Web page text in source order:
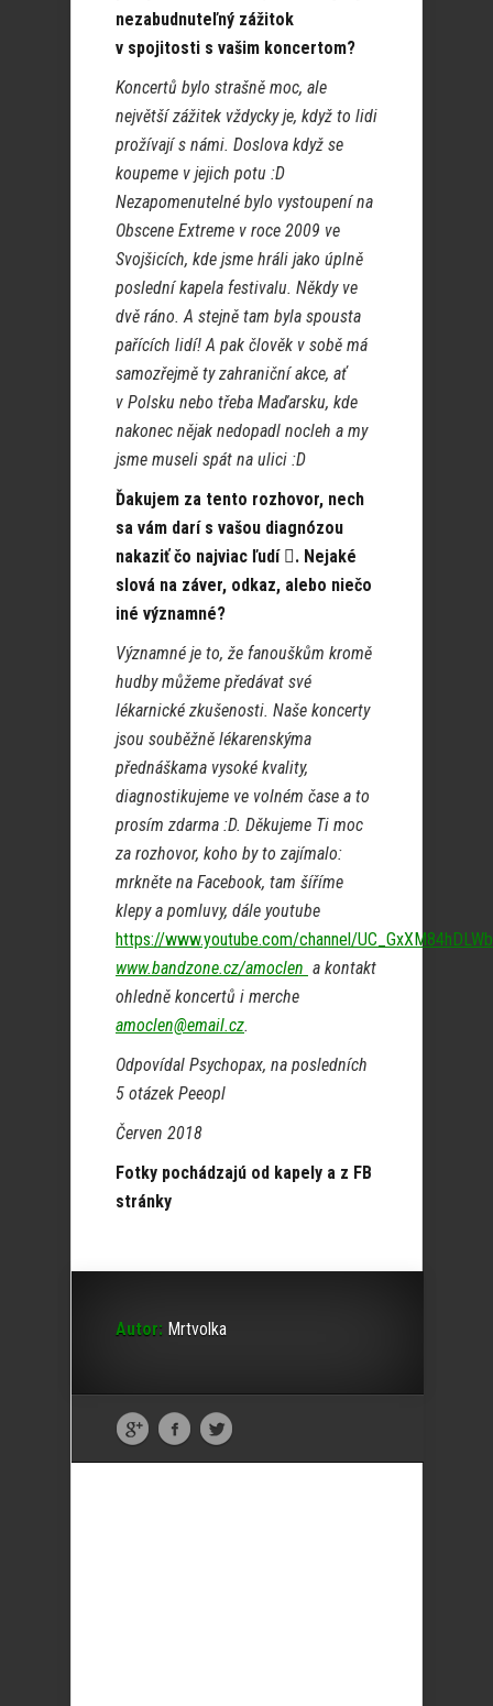
nezabudnuteľný zážitok
v spojitosti s vašim koncertom?
Koncertů bylo strašně moc, ale
největší zážitek vždycky je, když to lidi
prožívají s námi. Doslova když se
koupeme v jejich potu :D
Nezapomenutelné bylo vystoupení na
Obscene Extreme v roce 2009 ve
Svojšicích, kde jsme hráli jako úplně
poslední kapela festivalu. Někdy ve
dvě ráno. A stejně tam byla spousta
pařících lidí! A pak člověk v sobě má
samozřejmě ty zahraniční akce, ať
v Polsku nebo třeba Maďarsku, kde
nakonec nějak nedopadl nocleh a my
jsme museli spát na ulici :D
Ďakujem za tento rozhovor, nech
sa vám darí s vašou diagnózou
nakaziť čo najviac ľudí . Nejaké
slová na záver, odkaz, alebo niečo
iné významné?
Významné je to, že fanouškům kromě
hudby můžeme předávat své
lékarnické zkušenosti. Naše koncerty
jsou souběžně lékarenskýma
přednáškama vysoké kvality,
diagnostikujeme ve volném čase a to
prosím zdarma :D. Děkujeme Ti moc
za rozhovor, koho by to zajímalo:
mrkněte na Facebook, tam šíříme
klepy a pomluvy, dále youtube
https://www.youtube.com/channel/
www.bandzone.cz/amoclen a kontakt
ohledně koncertů i merche
amoclen@email.cz.
Odpovídal Psychopax, na posledních
5 otázek Peeopl
Červen 2018
Fotky pochádzajú od kapely a z FB
stránky
Autor: Mrtvolka